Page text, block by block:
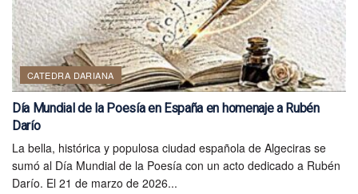
CATEDRA DARIANA
Día Mundial de la Poesía en España en homenaje a Rubén
Darío
La bella, histórica y populosa ciudad española de Algeciras se
sumó al Día Mundial de la Poesía con un acto dedicado a Rubén
Darío. El 21 de marzo de 2026...